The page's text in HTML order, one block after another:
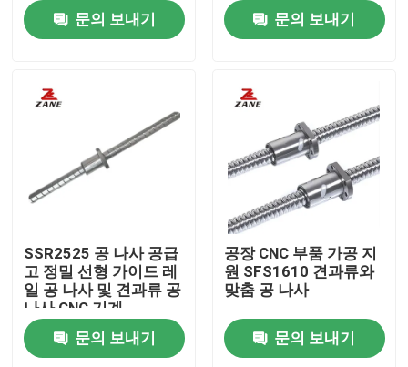
공장 투어
연락처
뉴스
문의 보내기
문의 보내기
SSR2525 공 나사 공급
고 정밀 선형 가이드 레
일 공 나사 및 견과류 공
나사 CNC 기계
문의 보내기
공장 CNC 부품 가공 지
원 SFS1610 견과류와
맞춤 공 나사
문의 보내기